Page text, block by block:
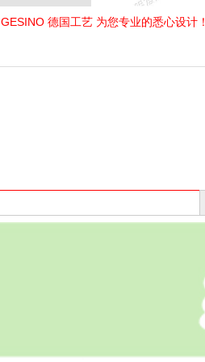
GESINO 德国工艺 为您专业的悉心设计！